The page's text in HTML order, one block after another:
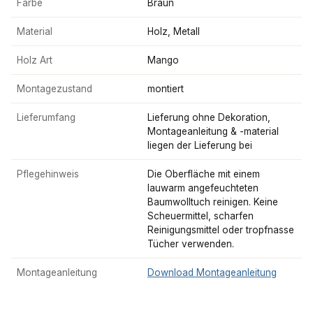
Farbe Braun
Material Holz, Metall
Holz Art Mango
Montagezustand montiert
Lieferumfang
Lieferung ohne Dekoration,
Montageanleitung & -material
liegen der Lieferung bei
Pflegehinweis
Die Oberfläche mit einem
lauwarm angefeuchteten
Baumwolltuch reinigen. Keine
Scheuermittel, scharfen
Reinigungsmittel oder tropfnasse
Tücher verwenden.
Montageanleitung Download Montageanleitung